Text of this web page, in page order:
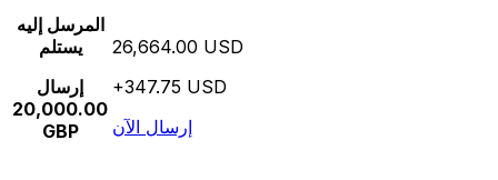
المرسل إليه
يستلم
إرسال
20,000.00
GBP
26,664.00 USD
+347.75 USD
إرسال الآن